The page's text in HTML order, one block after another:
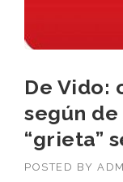
De Vido:
según
“grieta”
POSTED BY